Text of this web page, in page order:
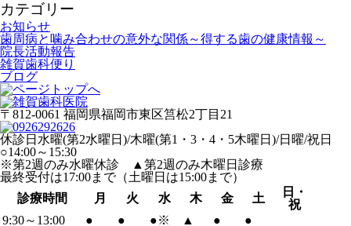
カテゴリー
お知らせ
歯周病と噛み合わせの意外な関係～得する歯の健康情報～
院長活動報告
雑賀歯科便り
ブログ
〒812-0061 福岡県福岡市東区筥松2丁目21
休診日 水曜(第2水曜日)/木曜(第1・3・4・5木曜日)/日曜/祝日
○14:00～15:30
※第2週のみ水曜休診 ▲第2週のみ木曜日診療
最終受付は17:00まで（土曜日は15:00まで）
診療時間
月 火 水 木 金 土
日・
祝
9:30～13:00
● ● ●※ ▲ ●
●